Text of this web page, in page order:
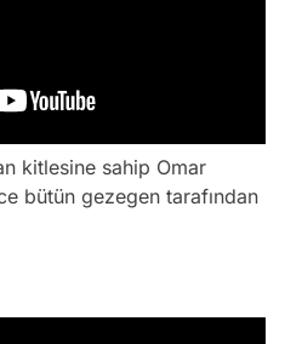
kitlesine sahip Omar
bütün gezegen tarafından